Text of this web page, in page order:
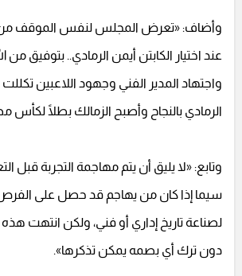
وأضاف: «تعرض المجلس لنفس الموقف
عند اختيار الكابتن أيمن الرمادي.. بتوفيق
واجتهاد المدير الفني وجهود اللاعبين تكللت
الرمادي بالنجاح وأصبح الزمالك بطلًا لكأس
وتابع: «لا يليق أن يتم مهاجمة التجربة قبل
سيما إذا كان من يهاجم قد حصل على
لصناعة تاريخ إداري أو فني، ولكن انتهت
دون ترك أي بصمه يمكن تذكرها».